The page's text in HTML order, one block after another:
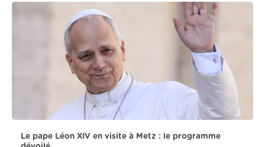
Le pape Léon XIV en visite à Metz : le programme